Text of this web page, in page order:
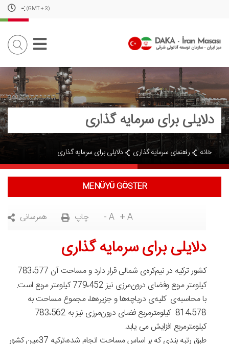
-:(GMT + 3)
دلایلی برای سرمایه گذاری
خانه راهنمای سرمایه گذاری دلایلی برای سرمایه گذاری
MENÜYÜ GÖSTER
همرسانی چاپ - A + A
دلایلی برای سرمایه گذاری
کشور ترکیه در نیم‌کره‌ی شمالی قرار دارد و مساحت آن 783،577
کیلومتر مربع وفضای درون‌مرزی نیز 779،452 کیلومتر مربع است.
با محاسبه‌ی کلیه‌ی دریاچه‌ها و جزیره‌ها، مجموع مساحت به
814،578 کیلومترمربع فضای درون‌مرزی نیز به 783،562
کیلومترمربع افزایش می یابد.
طبق رتبه بندی که بر اساس مساحت انجام شده،ترکیه 37مین کشور